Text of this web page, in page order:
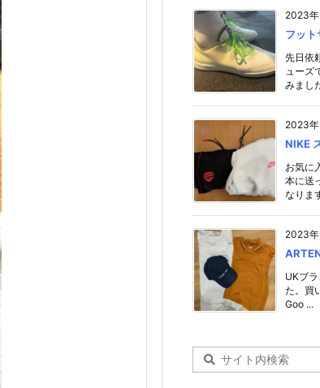
2023年
フット
先日依
ューズ
みまし
2023
NIKE
お気に
本に送
なりま
2023
UKブ
た。買
Goo ...